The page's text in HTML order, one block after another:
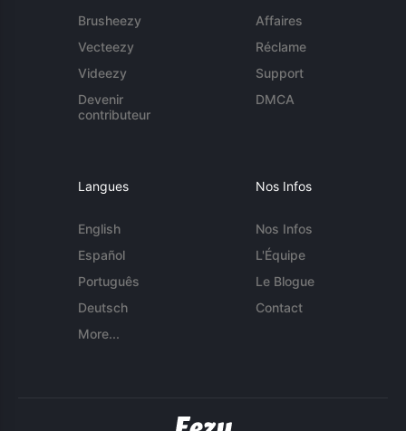
Brusheezy
Vecteezy
Videezy
Devenir
contributeur
Affaires
Réclame
Support
DMCA
Langues
English
Español
Português
Deutsch
More...
Nos Infos
Nos Infos
L'Équipe
Le Blogue
Contact